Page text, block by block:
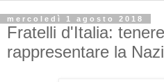
mercoledì 1 agosto 2018
Fratelli d'Italia:
rappresentare la